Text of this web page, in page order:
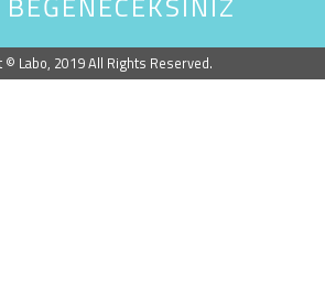
© Labo, 2019 All Rights Reserved.